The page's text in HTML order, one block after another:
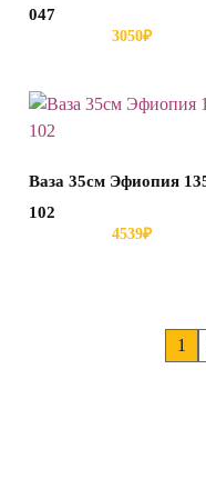
047
3050₽
Ваза 35см Эфиопия
102
4539₽
1